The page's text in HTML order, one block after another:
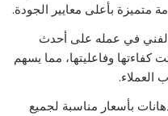
متميزة بأعلى معايير الجودة.
في عمله على أحدث
كفاءتها وفاعليتها، مما يسهم
العملاء.
بأسعار مناسبة لجميع